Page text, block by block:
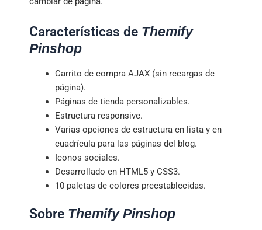
Características de Themify
Pinshop
Carrito de compra AJAX (sin recargas de
página).
Páginas de tienda personalizables.
Estructura responsive.
Varias opciones de estructura en lista y en
cuadrícula para las páginas del blog.
Iconos sociales.
Desarrollado en HTML5 y CSS3.
10 paletas de colores preestablecidas.
Sobre Themify Pinshop